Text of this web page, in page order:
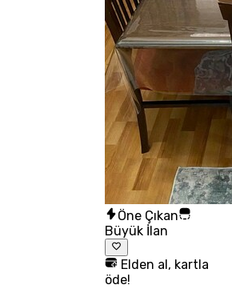
Öne Çıkan
Büyük İlan
Elden al, kartla
öde!